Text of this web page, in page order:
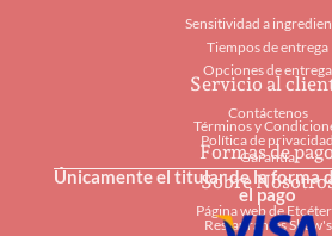
Sensitividad a
Tiempos de entrega
Opciones de entrega
Servicio al
Contáctenos
Términos y
Política de privacidad
Garantía
Sobre
Página web de
Restaurantes Shaw's
Formas de pago
Únicamente el titular de la forma
el pago